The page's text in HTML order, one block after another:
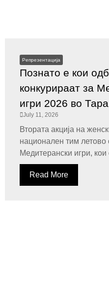
Репрезентација
Познато е кои
конкурираат за
игри 2026 во
July 11, 2026
Втората акција на
национален тим летово
Медитерански игри, кои
Read More